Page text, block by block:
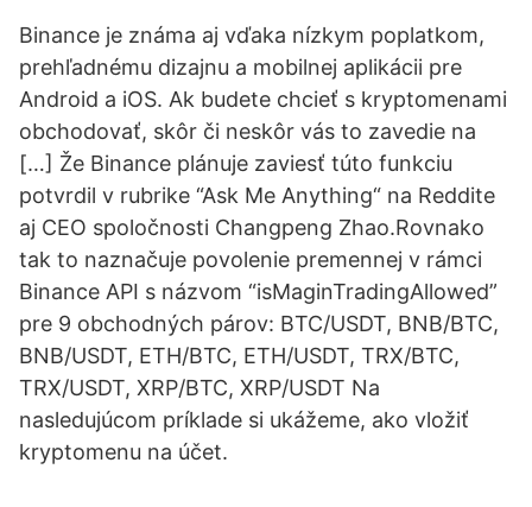
Binance je známa aj vďaka nízkym poplatkom,
prehľadnému dizajnu a mobilnej aplikácii pre
Android a iOS. Ak budete chcieť s kryptomenami
obchodovať, skôr či neskôr vás to zavedie na
[…] Že Binance plánuje zaviesť túto funkciu
potvrdil v rubrike “Ask Me Anything“ na Reddite
aj CEO spoločnosti Changpeng Zhao.Rovnako
tak to naznačuje povolenie premennej v rámci
Binance API s názvom “isMaginTradingAllowed”
pre 9 obchodných párov: BTC/USDT, BNB/BTC,
BNB/USDT, ETH/BTC, ETH/USDT, TRX/BTC,
TRX/USDT, XRP/BTC, XRP/USDT Na
nasledujúcom príklade si ukážeme, ako vložiť
kryptomenu na účet.